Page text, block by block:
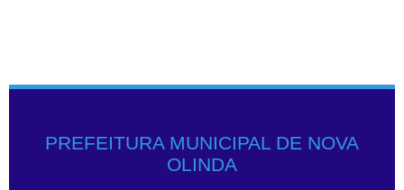
PREFEITURA MUNICIPAL DE NOVA
OLINDA